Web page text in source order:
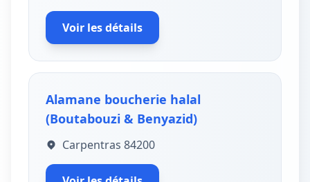
Voir les détails
Alamane boucherie halal
(Boutabouzi & Benyazid)
Carpentras 84200